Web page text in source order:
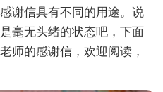
谢信具有不同的用途。说
毫无头绪的状态吧，下面
师的感谢信，欢迎阅读，